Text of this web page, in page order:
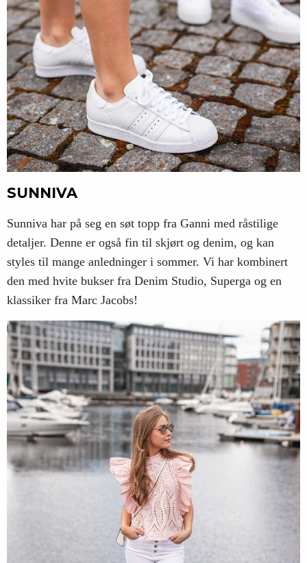
SUNNIVA
Sunniva har på seg en søt topp fra Ganni med råstilige
detaljer. Denne er også fin til skjørt og denim, og kan
styles til mange anledninger i sommer. Vi har kombinert
den med hvite bukser fra Denim Studio, Superga og en
klassiker fra Marc Jacobs!